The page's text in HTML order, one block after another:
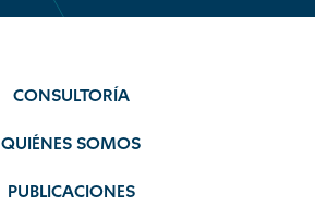
CONSULTORÍA
QUIÉNES SOMOS
PUBLICACIONES